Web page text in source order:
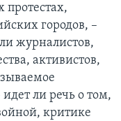
протестах,
городов, –
журналистов,
активистов,
ли речь о том,
критике